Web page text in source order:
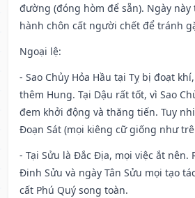
đường (đóng hòm để sẵn). Ngày
hành chôn cất người chết để tránh
Ngoại lệ:
- Sao Chủy Hỏa Hầu tại Tỵ bị đoạt
thêm Hung. Tại Dậu rất tốt, vì Sao
đem khởi động và thăng tiến. Tuy
Đoạn Sát (mọi kiêng cữ giống như
- Tại Sửu là Đắc Địa, mọi việc ắt nên.
Đinh Sửu và ngày Tân Sửu mọi tạo
cất Phú Quý song toàn.